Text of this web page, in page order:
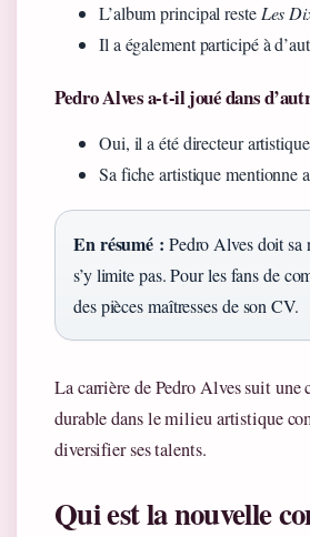
L’album principal reste Les
Il a également participé à
Pedro Alves a-t-il joué dans
Oui, il a été directeur
Sa fiche artistique mentionne
En résumé : Pedro Alves doit sa
s’y limite pas. Pour les fans de
des pièces maîtresses de son CV.
La carrière de Pedro Alves suit une
durable dans le milieu artistique
diversifier ses talents.
Qui est la nouvelle